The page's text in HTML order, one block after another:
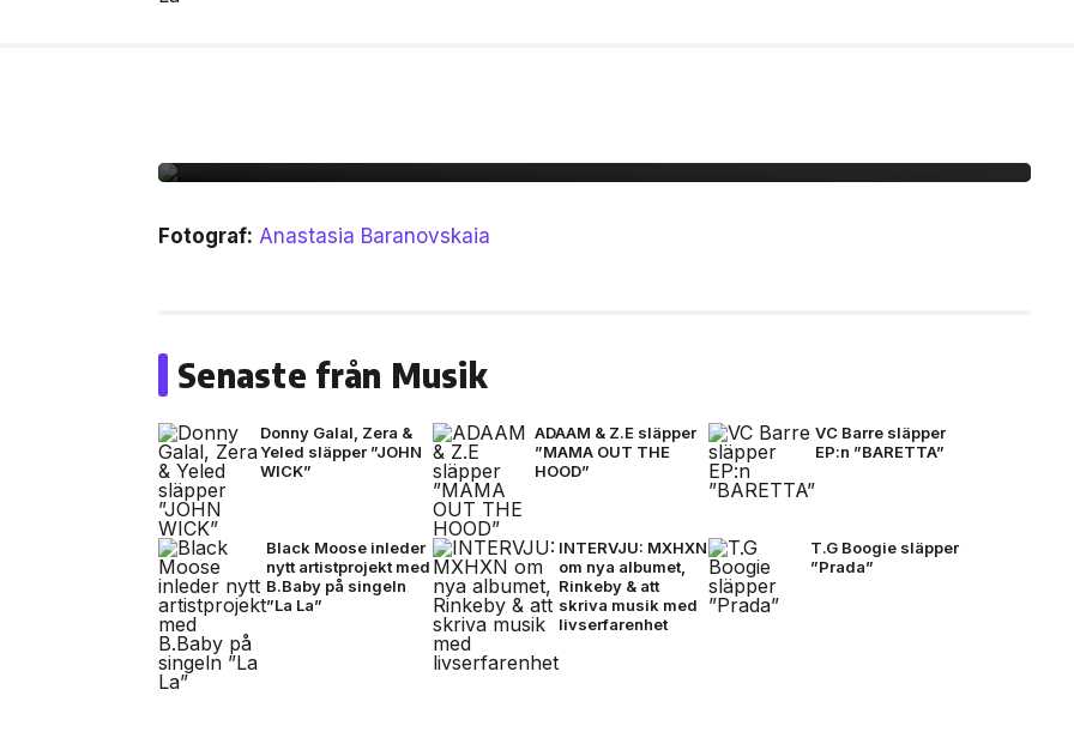
Fotograf: Anastasia Baranovskaia
Senaste från Musik
Donny Galal, Zera &
Yeled släpper ”JOHN
WICK”
ADAAM & Z.E släpper
”MAMA OUT THE
HOOD”
VC Barre släpper
EP:n ”BARETTA”
Black Moose inleder
nytt artistprojekt med
B.Baby på singeln
”La La”
INTERVJU: MXHXN
om nya albumet,
Rinkeby & att
skriva musik med
livserfarenhet
T.G Boogie släpper
”Prada”